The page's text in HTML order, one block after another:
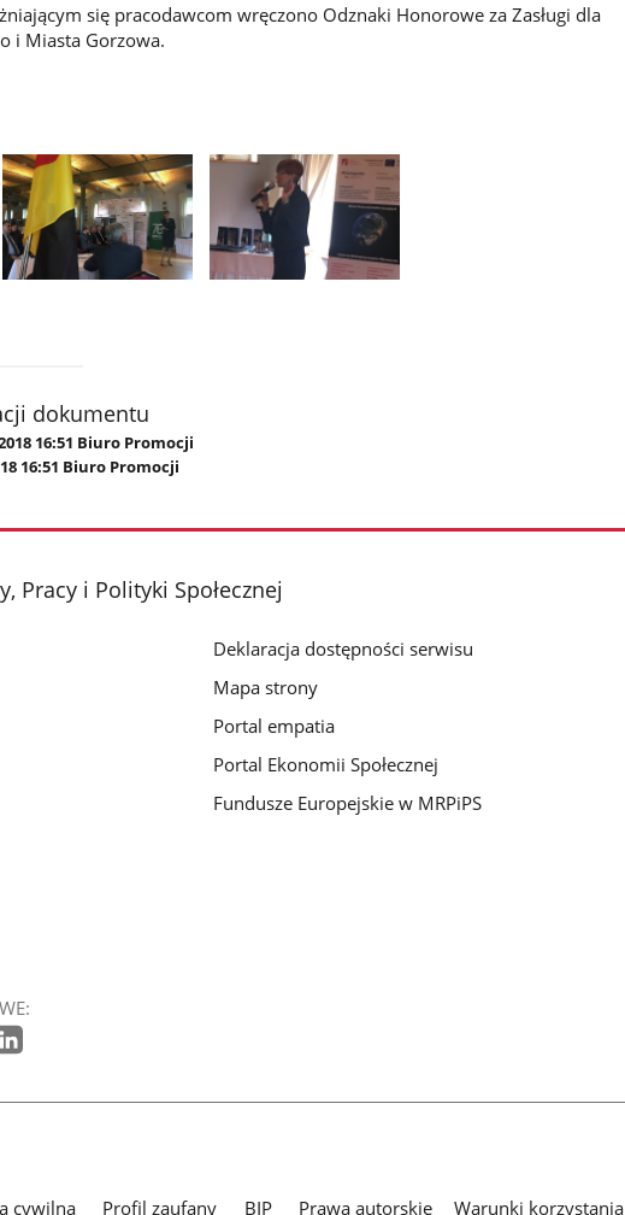
się pracodawcom wręczono Odznaki Honorowe za Zasługi dla
i Miasta Gorzowa.
dokumentu
16:51 Biuro Promocji
16:51 Biuro Promocji
Pracy i Polityki Społecznej
Deklaracja dostępności serwisu
Mapa strony
Portal empatia
Portal Ekonomii Społecznej
Fundusze Europejskie w MRPiPS
cywilna Profil zaufany BIP Prawa autorskie Warunki korzystania